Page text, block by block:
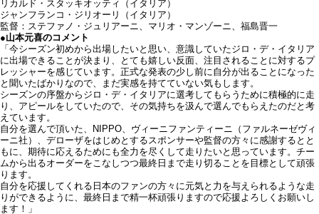
リカルド・スタッキオッティ（イタリア）
ジャンフランコ・ジリオーリ（イタリア）
監督：ステファノ・ジュリアーニ、マリオ・マンゾーニ、福島晋一
●山本元喜のコメント
「今シーズン初めから出場したいと思い、意識していたジロ・デ・イタリア
に出場できることが決まり、とても嬉しい反面、注目されることに対するプ
レッシャーを感じています。正式な発表の少し前に自分が出ることになった
と聞いたばかりなので、まだ実感を持てていない気もします。
シーズンの序盤からジロ・デ・イタリアに選考してもらうために積極的に走
り、アピールをしていたので、その気持ちを汲んで選んでもらえたのだと考
えています。
自分を選んで頂いた、NIPPO、ヴィーニファンティーニ（ファルネーゼヴィ
ーニ社）、デローザをはじめとするスポンサーや監督の方々に感謝するとと
もに、期待に応えるためにも全力を尽くして走りたいと思っています。チー
ムから出るオーダーをこなしつつ最終日まで走り切ることを目標として頑張
ります。
自分を応援してくれる日本のファンの方々に元気と力を与えられるような走
りができるように、最終日まで精一杯頑張りますので応援よろしくお願いし
ます！」